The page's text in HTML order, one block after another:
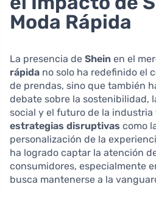
Moda Rápida
La presencia de Shein en el
rápida no solo ha redefinido el
de prendas, sino que también
debate sobre la sostenibilidad,
social y el futuro de la
estrategias disruptivas como
personalización de la
ha logrado captar la atención
consumidores, especialmente
busca mantenerse a la